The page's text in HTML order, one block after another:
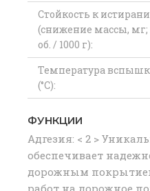
Стойкость к
(снижение массы, мг;
об. / 1000 г):
Температура
(°C):
ФУНКЦИИ
Адгезия: < 2 >
обеспечивает
дорожным